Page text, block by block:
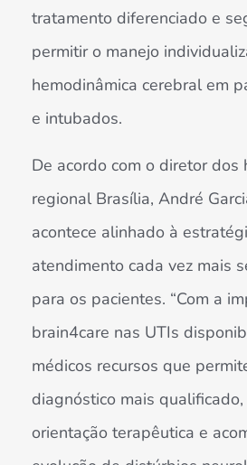
tratamento diferenciado e
permitir o manejo
hemodinâmica cerebral em
e intubados.
De acordo com o diretor dos
regional Brasília, André
acontece alinhado à
atendimento cada vez mais
para os pacientes. “Com a
brain4care nas UTIs
médicos recursos que
diagnóstico mais
orientação terapêutica e